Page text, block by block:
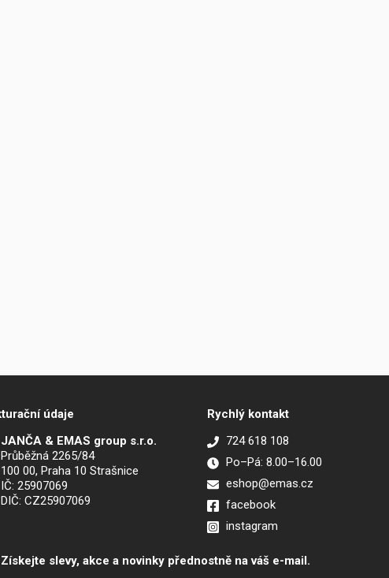
údaje
JANČA & EMAS group s.r.o.
Průběžná 2265/84
100 00, Praha 10 Strašnice
IČ: 25907069
DIČ: CZ25907069
Rychlý kontakt
724 618 108
Po–Pá: 8.00–16.00
eshop@emas.cz
facebook
instagram
Získejte slevy, akce a novinky přednostně na váš e-mail.